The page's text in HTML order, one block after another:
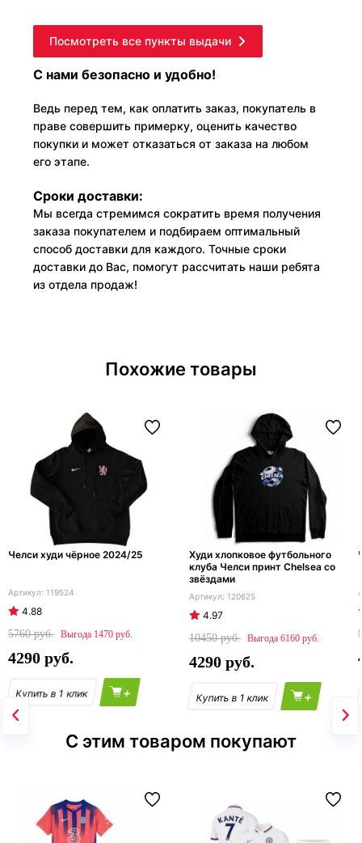
Посмотреть все пункты выдачи
С нами безопасно и удобно!
Ведь перед тем, как оплатить заказ, покупатель в
праве совершить примерку, оценить качество
покупки и может отказаться от заказа на любом
его этапе.
Сроки доставки:
Мы всегда стремимся сократить время получения
заказа покупателем и подбираем оптимальный
способ доставки для каждого. Точные сроки
доставки до Вас, помогут рассчитать наши ребята
из отдела продаж!
Похожие товары
Челси худи чёрное 2024/25
119524
4.88
5760
1470
4290
+
Худи хлопковое футбольного
клуба Челси принт Chelsea со
звёздами
120625
4.97
10450
6160
4290
+
С этим товаром покупают